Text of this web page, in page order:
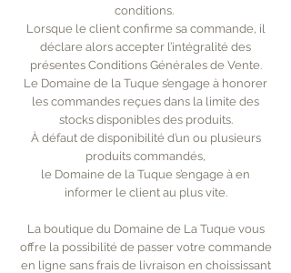
conditions.
Lorsque le client confirme sa commande, il
déclare alors accepter l’intégralité des
présentes Conditions Générales de Vente.
Le Domaine de la Tuque s’engage à honorer
les commandes reçues dans la limite des
stocks disponibles des produits.
À défaut de disponibilité d’un ou plusieurs
produits commandés,
le Domaine de la Tuque s’engage à en
informer le client au plus vite.
La boutique du Domaine de La Tuque vous
offre la possibilité de passer votre commande
en ligne sans frais de livraison en choississant